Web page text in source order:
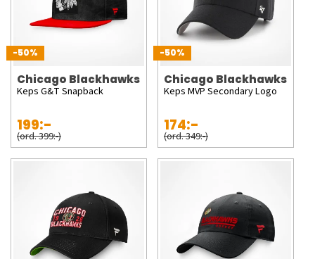
-50%
Chicago Blackhawks
Keps G&T Snapback
199:-
(ord. 399:-)
-50%
Chicago Blackhawks
Keps MVP Secondary Logo
174:-
(ord. 349:-)